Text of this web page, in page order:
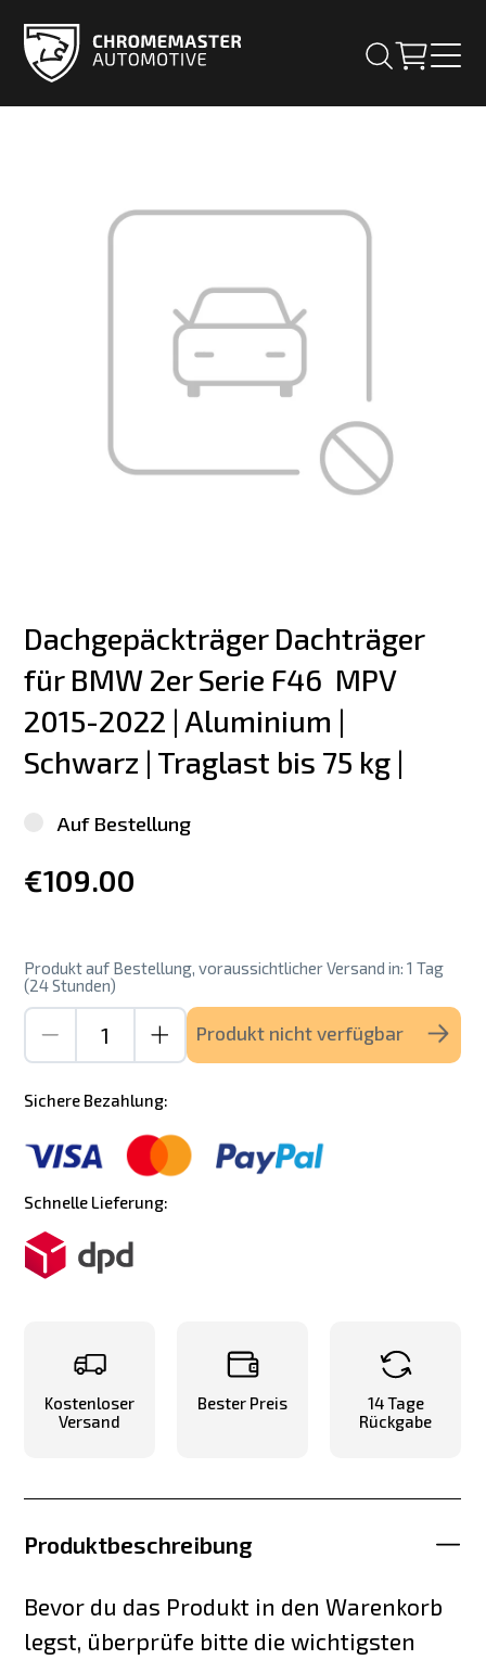
Dachgepäckträger Dachträger
für BMW 2er Serie F46  MPV
2015-2022 | Aluminium |
Schwarz | Traglast bis 75 kg |
Auf Bestellung
€109.00
Produkt auf Bestellung, voraussichtlicher Versand in: 1 Tag
(24 Stunden)
Produkt nicht verfügbar
Sichere Bezahlung:
Schnelle Lieferung:
Kostenloser
Versand
Bester Preis
14 Tage
Rückgabe
Produktbeschreibung
Bevor du das Produkt in den Warenkorb
legst, überprüfe bitte die wichtigsten